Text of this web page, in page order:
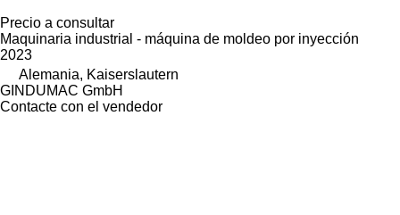
Precio a consultar
Maquinaria industrial - máquina de moldeo por inyección
2023
Alemania, Kaiserslautern
GINDUMAC GmbH
Contacte con el vendedor